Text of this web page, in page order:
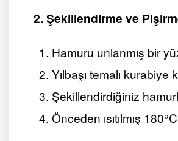
2. Şekillendirme ve
Hamuru unlanmış bir
Yılbaşı temalı kurabiye
Şekillendirdiğiniz
Önceden ısıtılmış